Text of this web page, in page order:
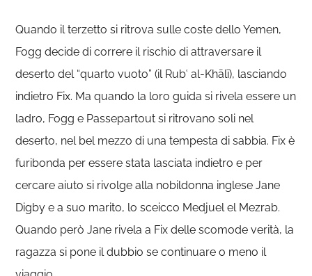
Quando il terzetto si ritrova sulle coste dello Yemen,
Fogg decide di correre il rischio di attraversare il
deserto del “quarto vuoto” (il Rubʿ al-Khālī), lasciando
indietro Fix. Ma quando la loro guida si rivela essere un
ladro, Fogg e Passepartout si ritrovano soli nel
deserto, nel bel mezzo di una tempesta di sabbia. Fix è
furibonda per essere stata lasciata indietro e per
cercare aiuto si rivolge alla nobildonna inglese Jane
Digby e a suo marito, lo sceicco Medjuel el Mezrab.
Quando però Jane rivela a Fix delle scomode verità, la
ragazza si pone il dubbio se continuare o meno il